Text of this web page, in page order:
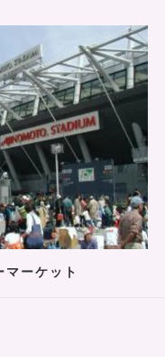
ーケット